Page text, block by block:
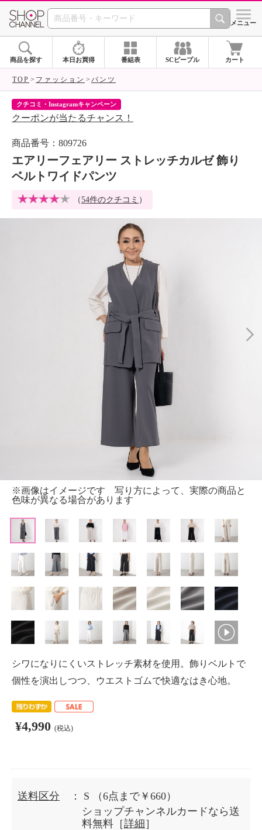
SHOP CHANNEL シメニュー
商品を探す 本日お買得 番組表 SCピープル カート
TOP ファッション パンツ
クチコミ・Instagramキャンペーン
クーポンが当たるチャンス！
商品番号：809726
エアリーフェアリー ストレッチカルゼ 飾り
ベルトワイドパンツ
（54件のクチコミ ）
※画像はイメージです 写り方によって、実際の商品と
色味が異なる場合があります
シワになりにくいストレッチ素材を使用。飾りベルトで
個性を演出しつつ、ウエストゴムで快適なはき心地。
¥4,990 (税込)
送料区分 ： S
（6点まで￥660）
ショップチャンネルカードなら送
料無料［詳細 ］